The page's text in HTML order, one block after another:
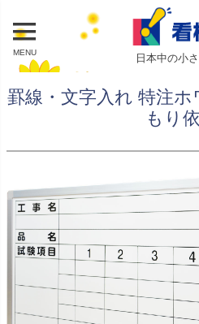
MENU 日本中の小
罫線・文字入れ 特注
もり